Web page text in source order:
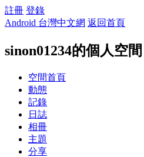
註冊 登錄
Android 台灣中文網 返回首頁
sinon01234的個人空間
空間首頁
動態
記錄
日誌
相冊
主題
分享